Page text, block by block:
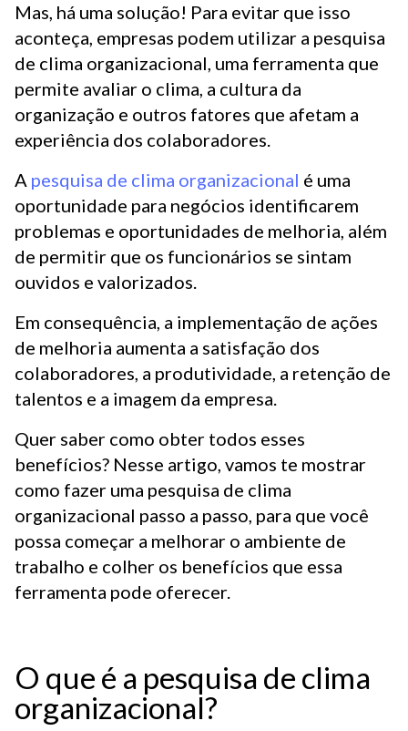
Mas, há uma solução! Para evitar que isso
aconteça, empresas podem utilizar a pesquisa
de clima organizacional, uma ferramenta que
permite avaliar o clima, a cultura da
organização e outros fatores que afetam a
experiência dos colaboradores.
A pesquisa de clima organizacional é uma
oportunidade para negócios identificarem
problemas e oportunidades de melhoria, além
de permitir que os funcionários se sintam
ouvidos e valorizados.
Em consequência, a implementação de ações
de melhoria aumenta a satisfação dos
colaboradores, a produtividade, a retenção de
talentos e a imagem da empresa.
Quer saber como obter todos esses
benefícios? Nesse artigo, vamos te mostrar
como fazer uma pesquisa de clima
organizacional passo a passo, para que você
possa começar a melhorar o ambiente de
trabalho e colher os benefícios que essa
ferramenta pode oferecer.
O que é a pesquisa de clima
organizacional?